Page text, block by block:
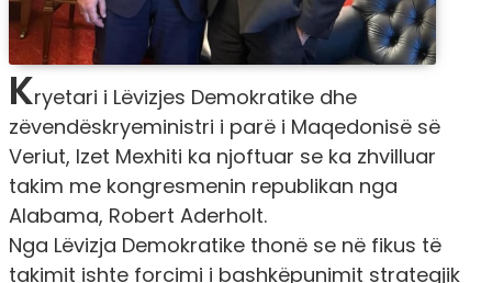
Kryetari i Lëvizjes Demokratike dhe
zëvendëskryeministri i parë i Maqedonisë së
Veriut, Izet Mexhiti ka njoftuar se ka zhvilluar
takim me kongresmenin republikan nga
Alabama, Robert Aderholt.
Nga Lëvizja Demokratike thonë se në fikus të
takimit ishte forcimi i bashkëpunimit strategjik